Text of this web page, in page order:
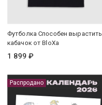
Футболка Способен вырастить
кабачок от BloXa
1 899 ₽
Распродано